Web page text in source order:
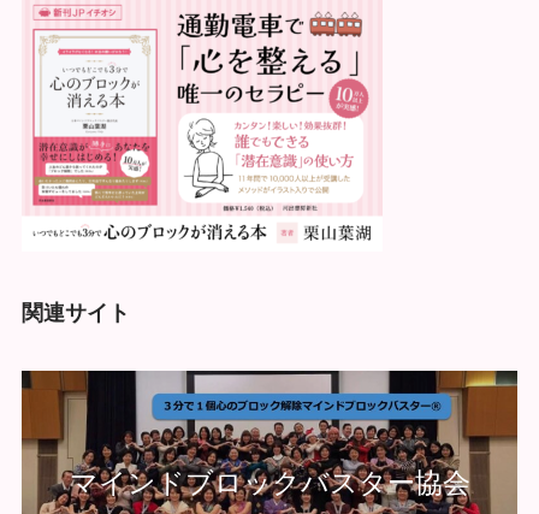
関連サイト
マインドブロックバスター協会